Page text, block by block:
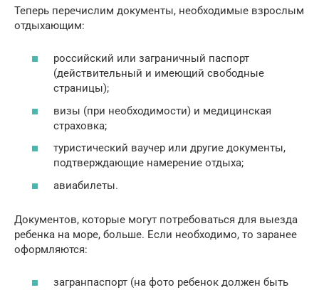
Теперь перечислим документы, необходимые взрослым
отдыхающим:
российский или заграничный паспорт
(действительный и имеющий свободные
страницы);
визы (при необходимости) и медицинская
страховка;
туристический ваучер или другие документы,
подтверждающие намерение отдыха;
авиабилеты.
Документов, которые могут потребоваться для выезда
ребенка на море, больше. Если необходимо, то заранее
оформляются:
загранпаспорт (на фото ребенок должен быть